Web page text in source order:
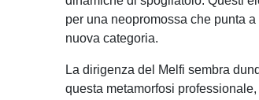
per una neopromossa che punta
nuova categoria.
La dirigenza del Melfi sembra
questa metamorfosi